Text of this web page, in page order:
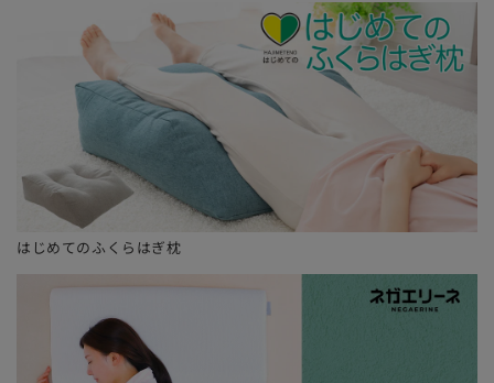
お届け時に荷姿が崩れてしまう場合があります。
当店では、商品をお受け取りになられた方に喜んでいた
だけるよう、できる限りお届け時にキレイな荷姿で発送
出荷をさせていただいておりますが、お届けまでの配送
時に荷姿が崩れてしまったり、破損してしまう場合もご
ざいます。こちらもあらかじめご理解・ご了承の上、ご
注文くださるようお願い申し上げます。
はじめてのふくらはぎ枕